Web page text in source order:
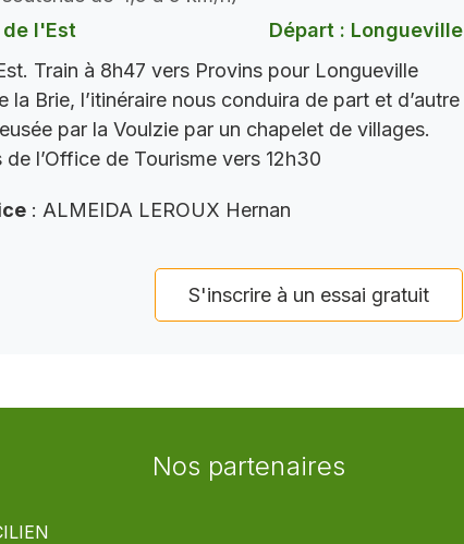
l'Est
Départ : Longueville
Train à 8h47 vers Provins pour Longueville
la Brie, l’itinéraire nous conduira de part et d’autre
par la Voulzie par un chapelet de villages.
l’Office de Tourisme vers 12h30
: ALMEIDA LEROUX Hernan
S'inscrire à un essai gratuit
Nos partenaires